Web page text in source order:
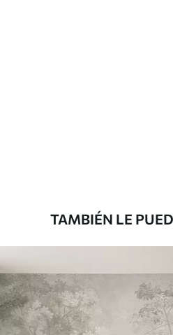
Vinilo Premium
1266.67$760.00/m²
Peel and Stick
1533.33$920.00
TAMBIÉN LE